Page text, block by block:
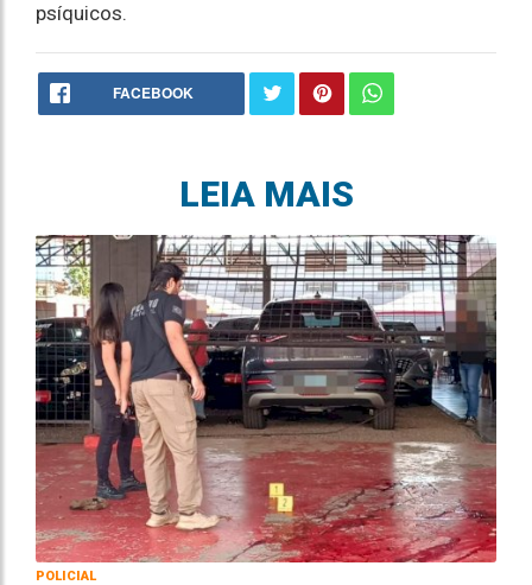
psíquicos.
FACEBOOK
LEIA MAIS
POLICIAL